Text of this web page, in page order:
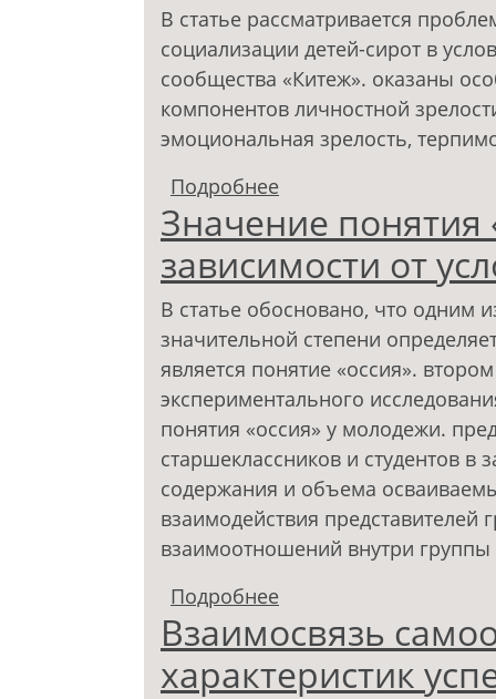
В статье рассматривается
социализации детей-сирот в
сообщества «Китеж». оказаны
компонентов личностной
эмоциональная зрелость,
Подробнее
социализации детей-
Значение понятия
зависимости от
В статье обосновано, что одним
значительной степени
является понятие «оссия».
экспериментального
понятия «оссия» у молодежи.
старшеклассников и студентов в
содержания и объема
взаимодействия
взаимоотношений внутри группы
Подробнее
условий
Взаимосвязь
характеристик